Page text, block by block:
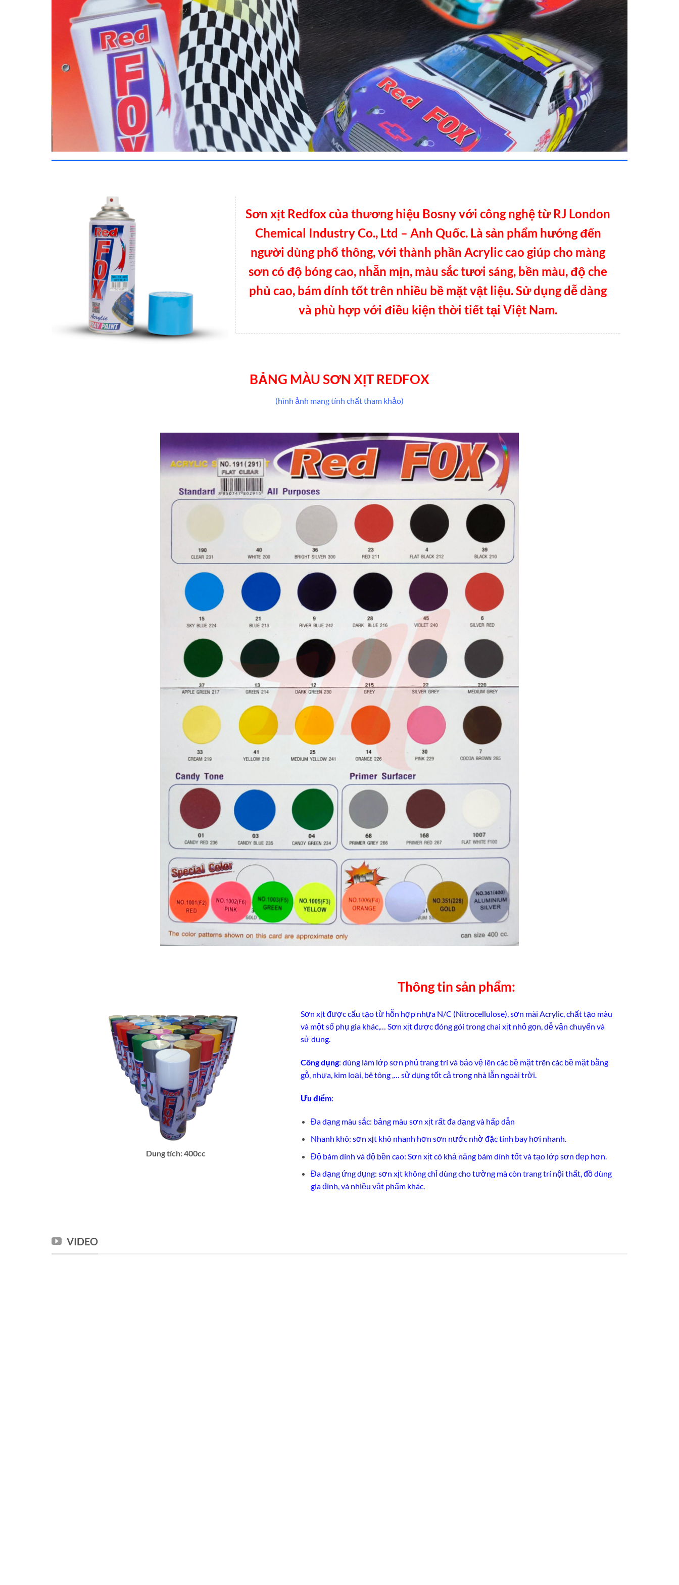
Sơn xịt Redfox của thương hiệu Bosny với công nghệ từ RJ London
Chemical Industry Co., Ltd – Anh Quốc. Là sản phẩm hướng đến
người dùng phổ thông, với thành phần Acrylic cao giúp cho màng
sơn có độ bóng cao, nhẵn mịn, màu sắc tươi sáng, bền màu, độ che
phủ cao, bám dính tốt trên nhiều bề mặt vật liệu. Sử dụng dễ dàng
và phù hợp với điều kiện thời tiết tại Việt Nam.
BẢNG MÀU SƠN XỊT REDFOX
(hình ảnh mang tính chất tham khảo)
Dung tích: 400cc
Thông tin sản phẩm:
Sơn xịt được cấu tạo từ hỗn hợp nhựa N/C (Nitrocellulose), sơn mài Acrylic, chất tạo màu
và một số phụ gia khác,… Sơn xịt được đóng gói trong chai xịt nhỏ gọn, dễ vận chuyển và
sử dụng.
Công dụng: dùng làm lớp sơn phủ trang trí và bảo vệ lên các bề mặt trên các bề mặt bằng
gỗ, nhựa, kim loại, bê tông ,… sử dụng tốt cả trong nhà lẫn ngoài trời.
Ưu điểm:
Đa dạng màu sắc: bảng màu sơn xịt rất đa dạng và hấp dẫn
Nhanh khô: sơn xịt khô nhanh hơn sơn nước nhờ đặc tính bay hơi nhanh.
Độ bám dính và độ bền cao: Sơn xịt có khả năng bám dính tốt và tạo lớp sơn đẹp hơn.
Đa dạng ứng dụng: sơn xịt không chỉ dùng cho tường mà còn trang trí nội thất, đồ dùng
gia đình, và nhiều vật phẩm khác.
VIDEO